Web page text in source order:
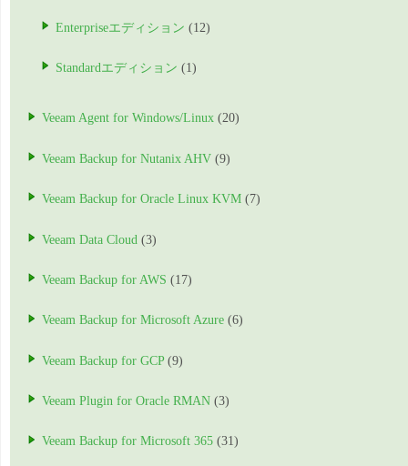
Enterpriseエディション (12)
Standardエディション (1)
Veeam Agent for Windows/Linux (20)
Veeam Backup for Nutanix AHV (9)
Veeam Backup for Oracle Linux KVM (7)
Veeam Data Cloud (3)
Veeam Backup for AWS (17)
Veeam Backup for Microsoft Azure (6)
Veeam Backup for GCP(9)
Veeam Plugin for Oracle RMAN (3)
Veeam Backup for Microsoft 365 (31)